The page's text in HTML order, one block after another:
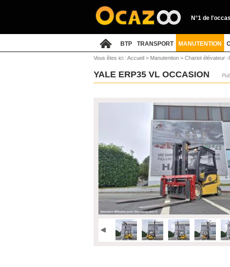
N°1 de
BTP TRANSPORT MANUTENTION
Vous êtes ici : Accueil > Manutention > Chariot élévateur -
YALE ERP35 VL OCCASION